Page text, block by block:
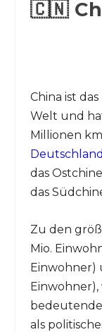
🇨🇳
China ist
Welt und
Millionen
Deutschland
das
das
Zu den
Mio.
Einwohner)
Einwohner),
als